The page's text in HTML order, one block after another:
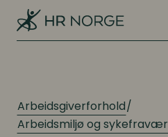
Arbeidsgiverforhold
Arbeidsmiljø og sykefravær